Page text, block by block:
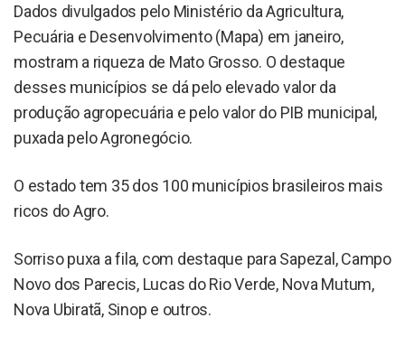
Dados divulgados pelo Ministério da Agricultura,
Pecuária e Desenvolvimento (Mapa) em janeiro,
mostram a riqueza de Mato Grosso. O destaque
desses municípios se dá pelo elevado valor da
produção agropecuária e pelo valor do PIB municipal,
puxada pelo Agronegócio.
O estado tem 35 dos 100 municípios brasileiros mais
ricos do Agro.
Sorriso puxa a fila, com destaque para Sapezal, Campo
Novo dos Parecis, Lucas do Rio Verde, Nova Mutum,
Nova Ubiratã, Sinop e outros.